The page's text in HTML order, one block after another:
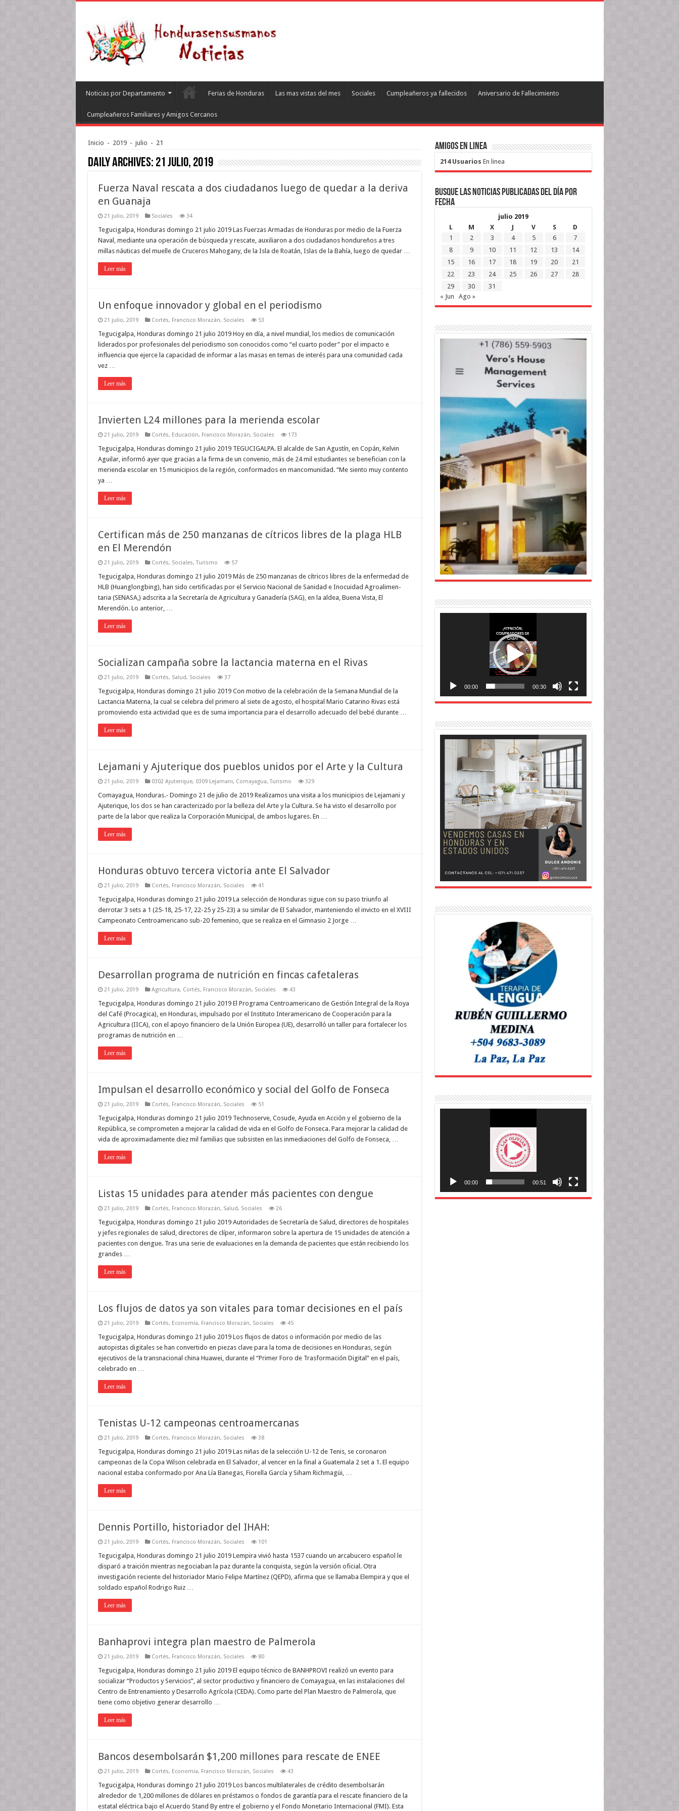
Noticias por Departamento Ferias de Honduras Las mas vistas del mes Sociales Cumpleañeros ya fallecidos Aniversario de Fallecimiento
Cumpleañeros Familiares y Amigos Cercanos
Inicio - 2019 - julio - 21
Daily Archives: 21 julio, 2019
Fuerza Naval rescata a dos ciudadanos luego de quedar a la deriva
en Guanaja
21 julio, 2019 Sociales 34
Tegucigalpa, Honduras domingo 21 julio 2019 Las Fuerzas Armadas de Honduras por medio de la Fuerza
Naval, mediante una operación de búsqueda y rescate, auxiliaron a dos ciudadanos hondureños a tres
millas náuticas del muelle de Cruceros Mahogany, de la Isla de Roatán, Islas de la Bahía, luego de quedar …
Leer más
Un enfoque innovador y global en el periodismo
21 julio, 2019 Cortés, Francisco Morazán, Sociales 53
Tegucigalpa, Honduras domingo 21 julio 2019 Hoy en día, a nivel mundial, los medios de comunicación
liderados por profesionales del periodismo son conocidos como “el cuarto poder” por el impacto e
influencia que ejerce la capacidad de informar a las masas en temas de interés para una comunidad cada
vez …
Leer más
Invierten L24 millones para la merienda escolar
21 julio, 2019 Cortés, Educación, Francisco Morazán, Sociales 173
Tegucigalpa, Honduras domingo 21 julio 2019 TEGUCIGALPA. El alcalde de San Agustín, en Copán, Kelvin
Aguilar, informó ayer que gracias a la firma de un convenio, más de 24 mil estudiantes se benefician con la
merienda escolar en 15 municipios de la región, conformados en mancomunidad. “Me siento muy contento
ya …
Leer más
Certifican más de 250 manzanas de cítricos libres de la plaga HLB
en El Merendón
21 julio, 2019 Cortés, Sociales,Turismo 57
Tegucigalpa, Honduras domingo 21 julio 2019 Más de 250 manzanas de cítri­cos libres de la enfermedad de
HLB (Huanglongbing), han sido certifi­cadas por el Servicio Nacional de Sanidad e Inocuidad Agroalimen­
taria (SENASA,) adscrita a la Se­cretaría de Agricultura y Ganade­ría (SAG), en la aldea, Buena Vis­ta, El
Merendón. Lo anterior, …
Leer más
Socializan campaña sobre la lactancia materna en el Rivas
21 julio, 2019 Cortés, Salud, Sociales 37
Tegucigalpa, Honduras domingo 21 julio 2019 Con motivo de la celebración de la Semana Mundial de la
Lactancia Materna, la cual se celebra del primero al siete de agosto, el hospital Mario Catarino Rivas está
promoviendo esta actividad que es de suma importancia para el desarrollo adecuado del bebé durante …
Leer más
Lejamani y Ajuterique dos pueblos unidos por el Arte y la Cultura
21 julio, 2019 0302 Ajuterique, 0309 Lejamani, Comayagua,Turismo 329
Comayagua, Honduras.- Domingo 21 de julio de 2019 Realizamos una visita a los municipios de Lejamani y
Ajuterique, los dos se han caracterizado por la belleza del Arte y la Cultura. Se ha visto el desarrollo por
parte de la labor que realiza la Corporación Municipal, de ambos lugares. En …
Leer más
Honduras obtuvo tercera victoria ante El Salvador
21 julio, 2019 Cortés, Francisco Morazán, Sociales 41
Tegucigalpa, Honduras domingo 21 julio 2019 La selección de Honduras sigue con su paso triunfo al
derrotar 3 sets a 1 (25-18, 25-17, 22-25 y 25-23) a su similar de El Salvador, manteniendo el invicto en el XVIII
Campeonato Centroamericano sub-20 femenino, que se realiza en el Gimnasio 2 Jorge …
Leer más
Desarrollan programa de nutrición en fincas cafetaleras
21 julio, 2019 Agricultura, Cortés, Francisco Morazán, Sociales 43
Tegucigalpa, Honduras domingo 21 julio 2019 El Programa Centroamericano de Gestión Integral de la Roya
del Café (Procagica), en Honduras, impulsado por el Instituto Interamericano de Cooperación para la
Agricultura (IICA), con el apoyo financiero de la Unión Europea (UE), desarrolló un taller para fortalecer los
programas de nutrición en …
Leer más
Impulsan el desarrollo económico y social del Golfo de Fonseca
21 julio, 2019 Cortés, Francisco Morazán, Sociales 51
Tegucigalpa, Honduras domingo 21 julio 2019 Technoserve, Cosude, Ayuda en Acción y el gobierno de la
República, se comprometen a mejorar la calidad de vida en el Golfo de Fonseca. Para mejorar la calidad de
vida de aproximadamente diez mil familias que subsisten en las inmediaciones del Golfo de Fonseca, …
Leer más
Listas 15 unidades para atender más pacientes con dengue
21 julio, 2019 Cortés, Francisco Morazán, Salud, Sociales 26
Tegucigalpa, Honduras domingo 21 julio 2019 Autoridades de Secretaría de Salud, directores de hospitales
y jefes regionales de salud, directores de clíper, informaron sobre la apertura de 15 unidades de atención a
pacientes con dengue. Tras una serie de evaluaciones en la demanda de pacientes que están recibiendo los
grandes …
Leer más
Los flujos de datos ya son vitales para tomar decisiones en el país
21 julio, 2019 Cortés, Economía, Francisco Morazán, Sociales 45
Tegucigalpa, Honduras domingo 21 julio 2019 Los flujos de datos o información por medio de las
autopistas digitales se han convertido en piezas clave para la toma de decisiones en Honduras, según
ejecutivos de la transnacional china Huawei, durante el “Primer Foro de Trasformación Digital” en el país,
celebrado en …
Leer más
Tenistas U-12 campeonas centroamercanas
21 julio, 2019 Cortés, Francisco Morazán, Sociales 38
Tegucigalpa, Honduras domingo 21 julio 2019 Las niñas de la selección U-12 de Tenis, se coronaron
campeonas de la Copa Wilson celebrada en El Salvador, al vencer en la final a Guatemala 2 set a 1. El equipo
nacional estaba conformado por Ana Lía Banegas, Fiorella García y Siham Richmagüi, …
Leer más
Dennis Portillo, historiador del IHAH:
21 julio, 2019 Cortés, Francisco Morazán, Sociales 101
Tegucigalpa, Honduras domingo 21 julio 2019 Lempira vivió hasta 1537 cuando un arcabucero español le
disparó a traición mientras negociaban la paz durante la conquista, según la versión oficial. Otra
investigación reciente del historiador Mario Felipe Martínez (QEPD), afirma que se llamaba Elempira y que el
soldado español Rodrigo Ruiz …
Leer más
Banhaprovi integra plan maestro de Palmerola
21 julio, 2019 Cortés, Francisco Morazán, Sociales 80
Tegucigalpa, Honduras domingo 21 julio 2019 El equipo técnico de BANHPROVI realizó un evento para
socializar “Productos y Servicios”, al sector productivo y financiero de Comayagua, en las instalaciones del
Centro de Entrenamiento y Desarrollo Agrícola (CEDA). Como parte del Plan Maestro de Palmerola, que
tiene como objetivo generar desarrollo …
Leer más
Bancos desembolsarán $1,200 millones para rescate de ENEE
21 julio, 2019 Cortés, Economía, Francisco Morazán, Sociales 43
Tegucigalpa, Honduras domingo 21 julio 2019 Los bancos multilaterales de crédito desembolsarán
alrededor de 1,200 millones de dólares en préstamos o fondos de garantía para el rescate financiero de la
estatal eléctrica bajo el Acuerdo Stand By entre el gobierno y el Fondo Monetario Internacional (FMI). Esta
Amigos en Linea
214 Usuarios En linea
Busque las noticias publicadas del día por
fecha
julio 2019
L
M X J V S
D
1
2 3 4 5 6
7
8
9 10 11 12 13
14
15
16 17 18 19 20
21
22
23 24 25 26 27
28
29
30
31
« Jun
Ago »
00:00 00:30
00:00 00:51